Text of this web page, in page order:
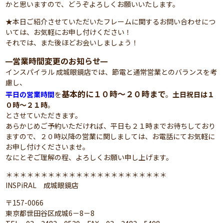
かと思いますので、どうぞよろしくお願いいたします。
★本日ご紹介させていただいたフレームに関するお問い合わせにつ
いては、お気軽にお申し付けください！
それでは、また後ほどお会いしましょう！
━営業時間変更のお知らせ━
インスパイラル 成城眼鏡店では、節電と通常営業とのバランスを考
慮し、
平日の営業時間を基本的に１０時～２０時まで。土日祝日は１
０時～２１時。
とさせていただきます。
あらかじめご予約いただければ、平日も２１時までお待ちしており
ますので、２０時以降の営業に関しましては、お電話にてお気軽に
お申し付けくださいませ。
なにとぞご理解の程、よろしくお願い申し上げます。
＊＊＊＊＊＊＊＊＊＊＊＊＊＊＊＊＊＊＊＊＊＊＊
INSPiRAL 成城眼鏡店
〒157-0066
東京都世田谷区成城6－8－8